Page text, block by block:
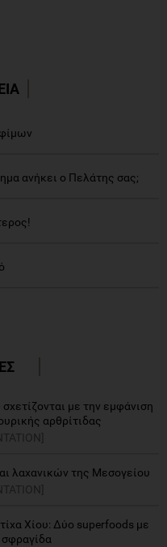
ανήκει ο Πελάτης σας;
με την εμφάνιση
αρθρίτιδας
λαχανικών της Μεσογείου
Χίου: Δύο superfoods με